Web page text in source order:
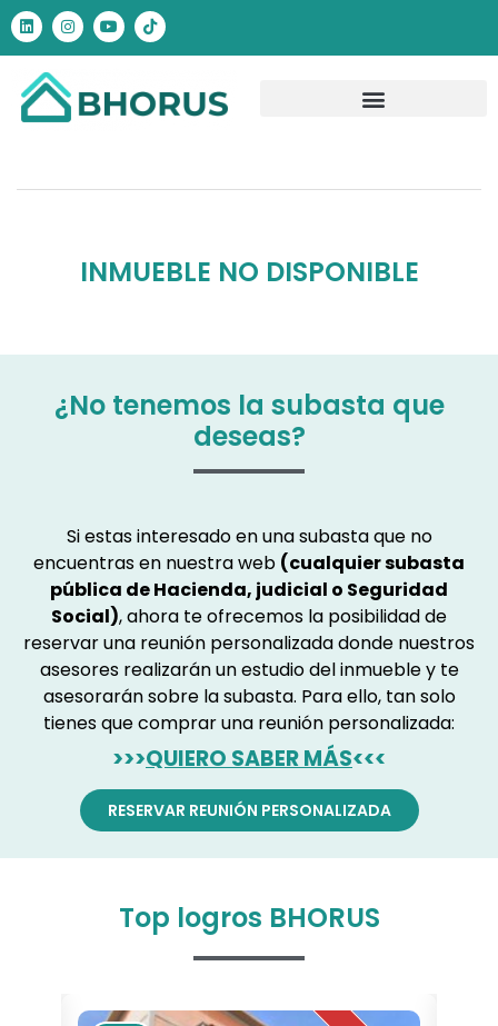
INMUEBLE NO DISPONIBLE
¿No tenemos la subasta que
deseas?
Si estas interesado en una subasta que no
encuentras en nuestra web (cualquier subasta
pública de Hacienda, judicial o Seguridad
Social), ahora te ofrecemos la posibilidad de
reservar una reunión personalizada donde nuestros
asesores realizarán un estudio del inmueble y te
asesorarán sobre la subasta. Para ello, tan solo
tienes que comprar una reunión personalizada:
>>>QUIERO SABER MÁS<<<
RESERVAR REUNIÓN PERSONALIZADA
Top logros BHORUS